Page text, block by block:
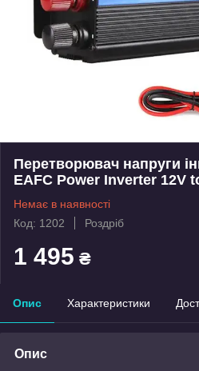
Перетворювач напруги
EAFC Power Inverter 12V
Немає в наявності
Код: 1202
Роздріб
1 495 ₴
Опис Характеристики
Опис